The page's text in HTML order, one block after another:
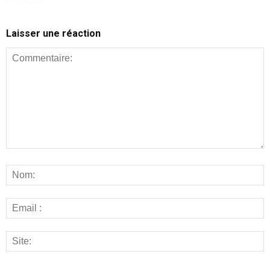
Laisser une réaction